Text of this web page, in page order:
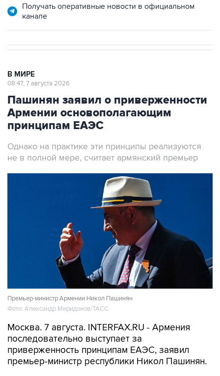
Получать оперативные новости в официальном
канале
В МИРЕ
08:47, 7 августа 2026
Пашинян заявил о приверженности
Армении основополагающим
принципам ЕАЭС
Однако на практике эти принципы реализуются
не в полной мере, считает армянский премьер
Премьер-министр Армении Никол Пашинян
Фото: Александр Миридонов/ТАСС
Москва. 7 августа. INTERFAX.RU - Армения
последовательно выступает за
приверженность принципам ЕАЭС, заявил
премьер-министр республики Никол Пашинян.